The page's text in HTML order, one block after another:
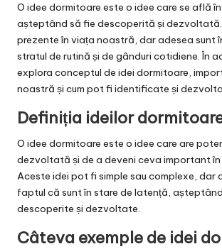
O idee dormitoare este o idee care se află
așteptând să fie descoperită și
prezente în viața noastră, dar adesea sunt
stratul de rutină și de gânduri cotidiene. În
explora conceptul de idei dormitoare,
noastră și cum pot fi identificate și
Definiția ideilor
O idee dormitoare este o idee care are
dezvoltată și de a deveni ceva important
Aceste idei pot fi simple sau complexe, dar
faptul că sunt în stare de latență,
descoperite și dezvoltate.
Câteva exemple de idei